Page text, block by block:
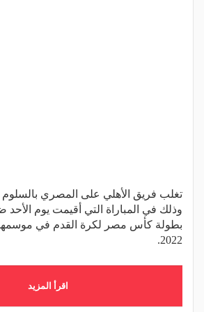
تغلب فريق الأهلي على المصري
2022.
اقرأ المزيد